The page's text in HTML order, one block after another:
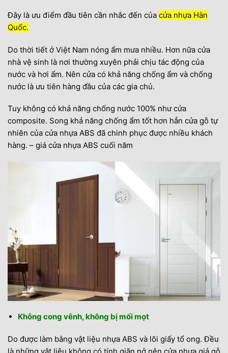
Đây là ưu điểm đầu tiên cần nhắc đến của cửa nhựa Hàn
Quốc.
Do thời tiết ở Việt Nam nóng ẩm mưa nhiều. Hơn nữa cửa
nhà vệ sinh là nơi thường xuyên phải chịu tác động của
nước và hơi ẩm. Nên cửa có khả năng chống ẩm và chống
nước là ưu tiên hàng đầu của các gia chủ.
Tuy không có khả năng chống nước 100% như cửa
composite. Song khả năng chống ẩm tốt hơn hẳn cửa gỗ tự
nhiên của cửa nhựa ABS đã chinh phục được nhiều khách
hàng. – giá cửa nhựa ABS cuối năm
Không cong vênh, không bị mối mọt
Do được làm bằng vật liệu nhựa ABS và lõi giấy tổ ong. Đều